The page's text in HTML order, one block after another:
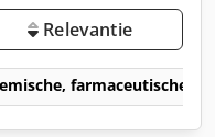
Relevantie
farmaceutische